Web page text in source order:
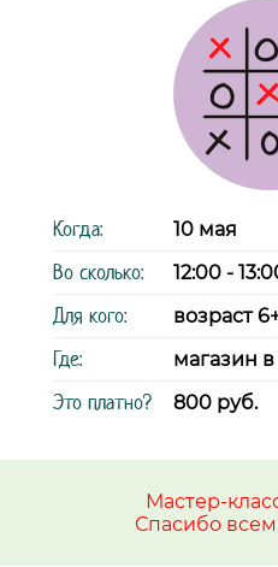
Когда: 10 мая
Во сколько: 12:00 -
Для кого: возраст
Где: магазин
Это платно? 800 руб.
Мастер-
Спасибо